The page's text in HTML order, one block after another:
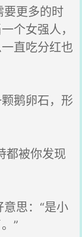
更多的时
个女强人，
直吃分红也
鹅卵石，形
都被你发现
思：“是小
”